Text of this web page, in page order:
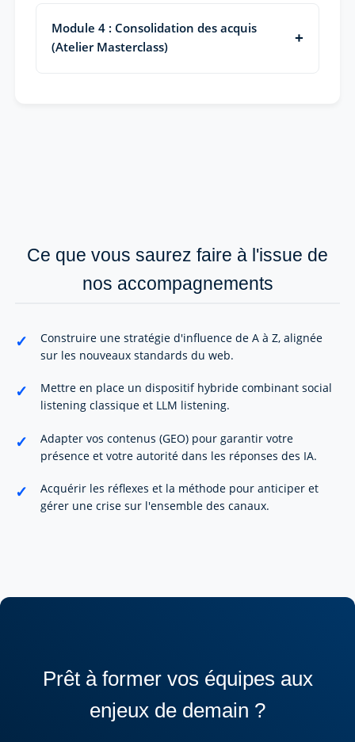
Module 4 : Consolidation des acquis
(Atelier Masterclass)
Ce que vous saurez faire à l'issue de
nos accompagnements
Construire une stratégie d'influence de A à Z, alignée
sur les nouveaux standards du web.
Mettre en place un dispositif hybride combinant social
listening classique et LLM listening.
Adapter vos contenus (GEO) pour garantir votre
présence et votre autorité dans les réponses des IA.
Acquérir les réflexes et la méthode pour anticiper et
gérer une crise sur l'ensemble des canaux.
Prêt à former vos équipes aux
enjeux de demain ?